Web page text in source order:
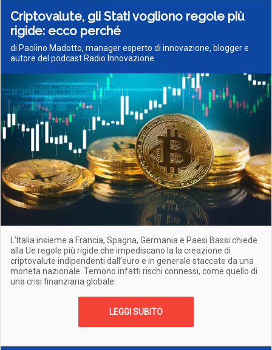
Criptovalute, gli Stati vogliono regole più
rigide: ecco perché
di Paolino Madotto, manager esperto di innovazione, blogger e
autore del podcast Radio Innovazione
L’Italia insieme a Francia, Spagna, Germania e Paesi Bassi chiede
alla Ue regole più rigide che impediscano la la creazione di
criptovalute indipendenti dall’euro e in generale staccate da una
moneta nazionale. Temono infatti rischi connessi, come quello di
una crisi finanziaria globale
LEGGI SUBITO